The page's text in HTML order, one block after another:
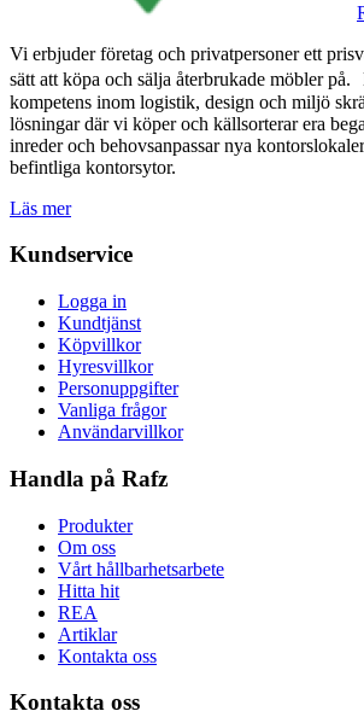
Vi erbjuder företag och privatpersoner ett
sätt att köpa och sälja återbrukade möbler på.
kompetens inom logistik, design och miljö
lösningar där vi köper och källsorterar era
inreder och behovsanpassar nya
befintliga kontorsytor.
Läs mer
Kundservice
Logga in
Kundtjänst
Köpvillkor
Hyresvillkor
Personuppgifter
Vanliga frågor
Användarvillkor
Handla på Rafz
Produkter
Om oss
Vårt hållbarhetsarbete
Hitta hit
REA
Artiklar
Kontakta oss
Kontakta oss